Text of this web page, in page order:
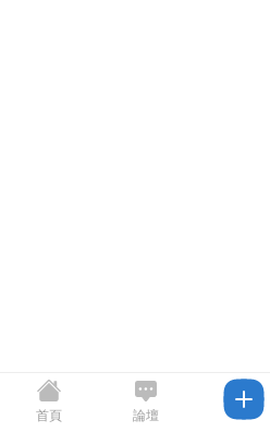
首頁 論壇